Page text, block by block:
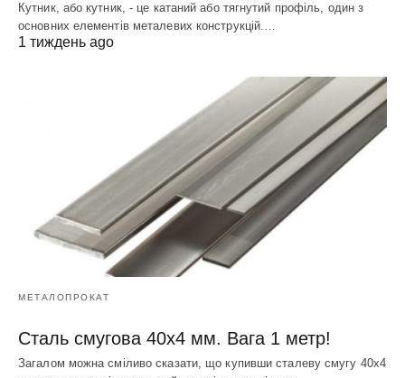
Кутник, або кутник, - це катаний або тягнутий профіль, один з
основних елементів металевих конструкцій.…
1 тиждень ago
МЕТАЛОПРОКАТ
Сталь смугова 40х4 мм. Вага 1 метр!
Загалом можна сміливо сказати, що купивши сталеву смугу 40х4